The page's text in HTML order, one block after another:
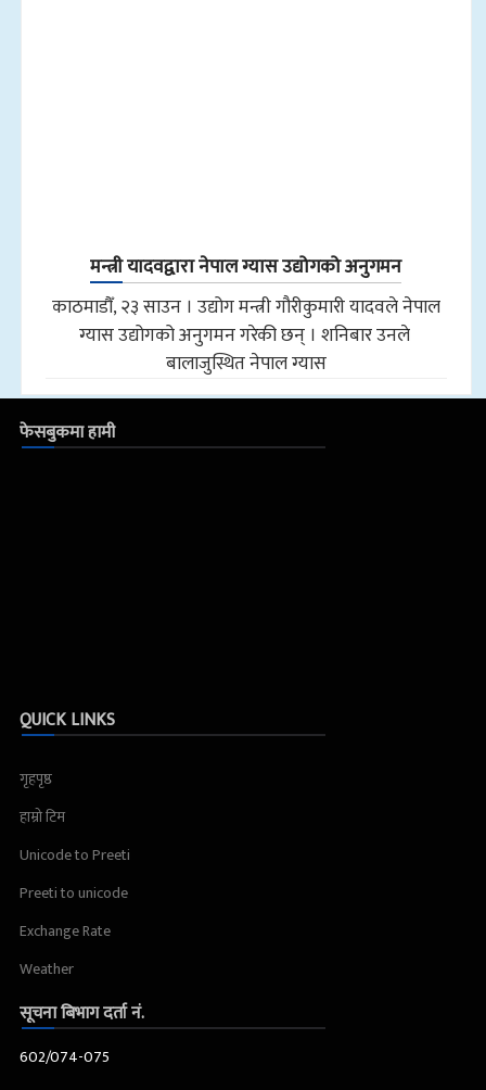
मन्त्री यादवद्वारा नेपाल ग्यास उद्योगको अनुगमन
काठमाडौँ, २३ साउन । उद्योग मन्त्री गौरीकुमारी यादवले नेपाल
ग्यास उद्योगको अनुगमन गरेकी छन् । शनिबार उनले
बालाजुस्थित नेपाल ग्यास
फेसबुकमा हामी
QUICK LINKS
गृहपृष्ठ
हाम्रो टिम
Unicode to Preeti
Preeti to unicode
Exchange Rate
Weather
सूचना बिभाग दर्ता नं.
602/074-075